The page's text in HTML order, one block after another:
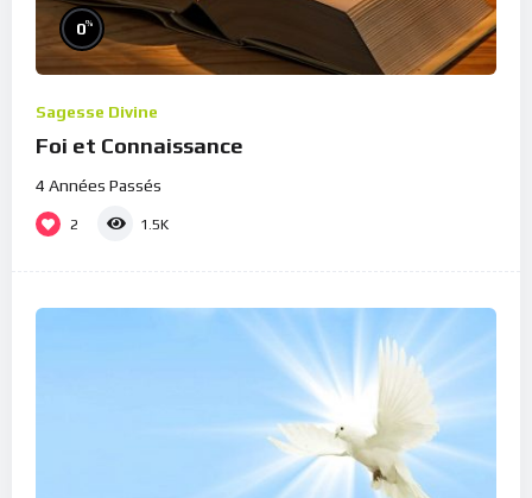
0%
Sagesse Divine
Foi et Connaissance
4 Années Passés
2 1.5K